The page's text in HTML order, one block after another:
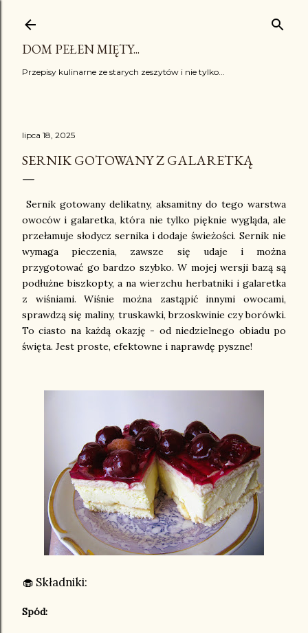
DOM PEŁEN MIĘTY...
Przepisy kulinarne ze starych zeszytów i nie tylko...
lipca 18, 2025
SERNIK GOTOWANY Z GALARETKĄ
Sernik gotowany delikatny, aksamitny do tego warstwa
owoców i galaretka, która nie tylko pięknie wygląda, ale
przełamuje słodycz sernika i dodaje świeżości. Sernik nie
wymaga pieczenia, zawsze się udaje i można
przygotować go bardzo szybko. W mojej wersji bazą są
podłużne biszkopty, a na wierzchu herbatniki i galaretka
z wiśniami. Wiśnie można zastąpić innymi owocami,
sprawdzą się maliny, truskawki, brzoskwinie czy borówki.
To ciasto na każdą okazję - od niedzielnego obiadu po
święta. Jest proste, efektowne i naprawdę pyszne!
🧁 Składniki:
Spód: